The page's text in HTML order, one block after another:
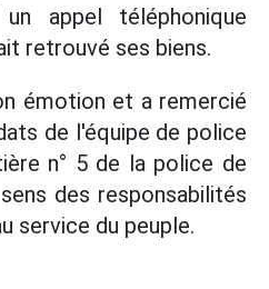
appel téléphonique
retrouvé ses biens.
émotion et a remercié
de l'équipe de police
n° 5 de la police de
des responsabilités
service du peuple.